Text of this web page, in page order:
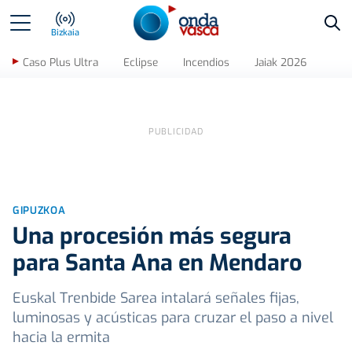
Bizkaia
Caso Plus Ultra Eclipse Incendios Jaiak 2026
GIPUZKOA
Una procesión más segura
para Santa Ana en Mendaro
Euskal Trenbide Sarea intalará señales fijas,
luminosas y acústicas para cruzar el paso a nivel
hacia la ermita